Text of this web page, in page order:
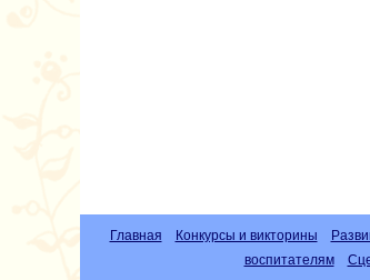
Главная Конкурсы и викторины
воспитателям